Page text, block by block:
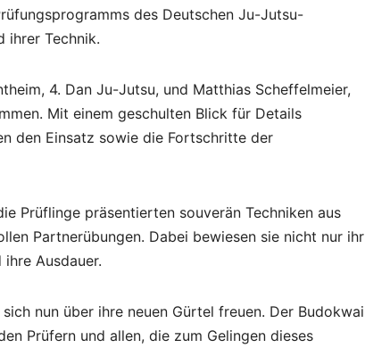
des Deutschen Ju-Jutsu-
ihrer Technik.
4. Dan Ju-Jutsu, und Matthias Scheffelmeier,
Mit einem geschulten Blick für Details
den Einsatz sowie die Fortschritte der
Prüflinge präsentierten souverän Techniken aus
Partnerübungen. Dabei bewiesen sie nicht nur ihr
Ausdauer.
nun über ihre neuen Gürtel freuen. Der Budokwai
Prüfern und allen, die zum Gelingen dieses